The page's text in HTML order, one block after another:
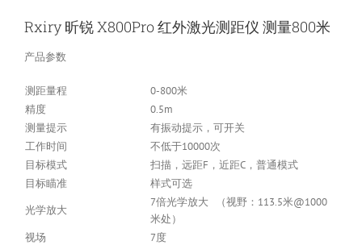
Rxiry 昕锐 X800Pro 红外激光测距仪 测量800米
产品参数
测距量程
0-800米
精度
0.5m
测量提示
有振动提示，可开关
工作时间
不低于10000次
目标模式
扫描，远距F，近距C，普通模式
目标瞄准
样式可选
光学放大
7倍光学放大 （视野：113.5米@1000
米处）
视场
7度